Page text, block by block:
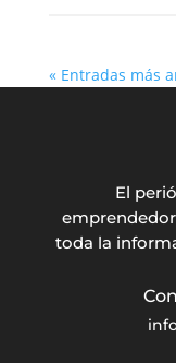
« Entradas más
El
toda la